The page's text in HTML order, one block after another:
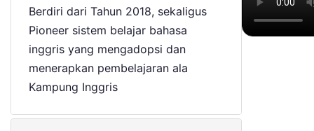
Berdiri dari Tahun 2018, sekaligus
Pioneer sistem belajar bahasa
inggris yang mengadopsi dan
menerapkan pembelajaran ala
Kampung Inggris